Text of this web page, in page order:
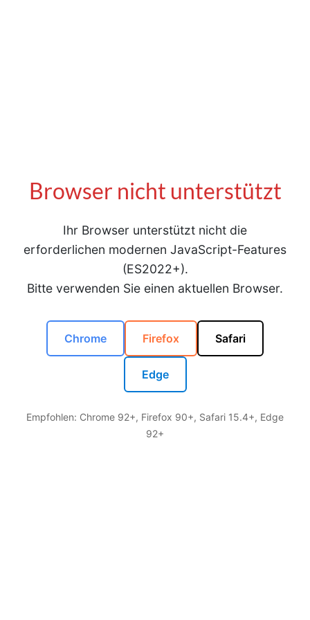
Browser nicht unterstützt
Ihr Browser unterstützt nicht die
erforderlichen modernen JavaScript-Features
(ES2022+).
Bitte verwenden Sie einen aktuellen Browser.
Chrome Firefox Safari
Edge
Empfohlen: Chrome 92+, Firefox 90+, Safari 15.4+, Edge
92+